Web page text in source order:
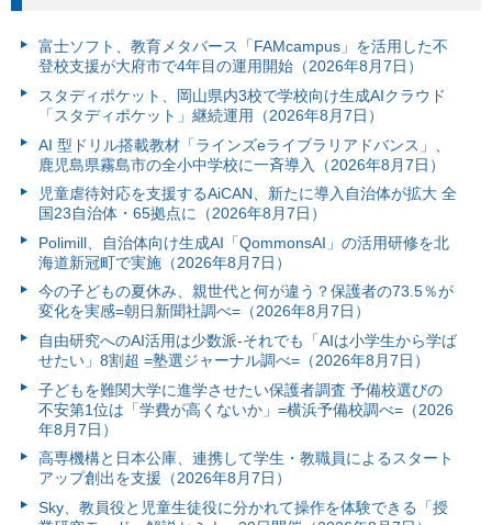
富⼠ソフト、教育メタバース「FAMcampus」を活用した不
登校支援が大府市で4年目の運用開始（2026年8月7日）
スタディポケット、岡山県内3校で学校向け生成AIクラウド
「スタディポケット」継続運用（2026年8月7日）
AI 型ドリル搭載教材「ラインズeライブラリアドバンス」、
鹿児島県霧島市の全小中学校に一斉導入（2026年8月7日）
児童虐待対応を支援するAiCAN、新たに導入自治体が拡大 全
国23自治体・65拠点に（2026年8月7日）
Polimill、自治体向け生成AI「QommonsAI」の活用研修を北
海道新冠町で実施（2026年8月7日）
今の子どもの夏休み、親世代と何が違う？保護者の73.5％が
変化を実感=朝日新聞社調べ=（2026年8月7日）
自由研究へのAI活用は少数派-それでも「AIは小学生から学ば
せたい」8割超 =塾選ジャーナル調べ=（2026年8月7日）
子どもを難関大学に進学させたい保護者調査 予備校選びの
不安第1位は「学費が高くないか」=横浜予備校調べ=（2026
年8月7日）
高専機構と日本公庫、連携して学生・教職員によるスタート
アップ創出を支援（2026年8月7日）
Sky、教員役と児童生徒役に分かれて操作を体験できる「授